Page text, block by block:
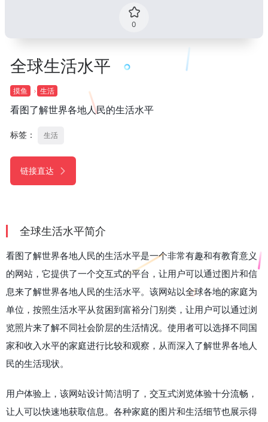
0
全球生活水平
摸鱼 生活
看图了解世界各地人民的生活水平
标签： 生活
链接直达
全球生活水平简介
看图了解世界各地人民的生活水平是一个非常有趣和有教育意义
的网站，它提供了一个交互式的平台，让用户可以通过图片和信
息来了解世界各地人民的生活水平。该网站以全球各地的家庭为
单位，按照生活水平从贫困到富裕分门别类，让用户可以通过浏
览照片来了解不同社会阶层的生活情况。使用者可以选择不同国
家和收入水平的家庭进行比较和观察，从而深入了解世界各地人
民的生活现状。
用户体验上，该网站设计简洁明了，交互式浏览体验十分流畅，
让人可以快速地获取信息。各种家庭的图片和生活细节也展示得